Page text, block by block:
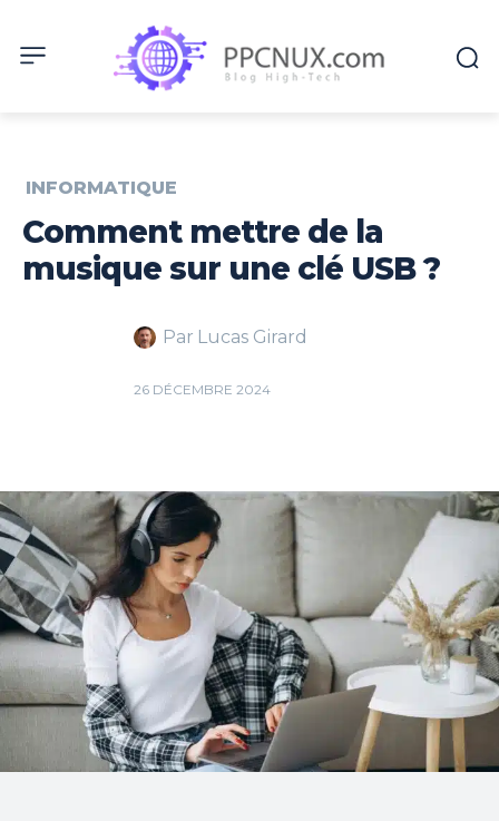
INFORMATIQUE
Comment mettre de la
musique sur une clé USB ?
Par Lucas Girard
26 DÉCEMBRE 2024